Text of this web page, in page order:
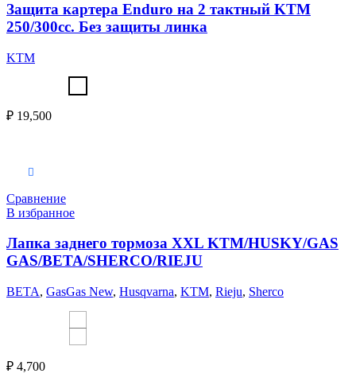
Защита картера Enduro на 2 тактный KTM
250/300cc. Без защиты линка
KTM
₽ 19,500
Сравнение
В избранное
Лапка заднего тормоза XXL KTM/HUSKY/GAS
GAS/BETA/SHERCO/RIEJU
BETA, GasGas New, Husqvarna, KTM, Rieju, Sherco
₽ 4,700